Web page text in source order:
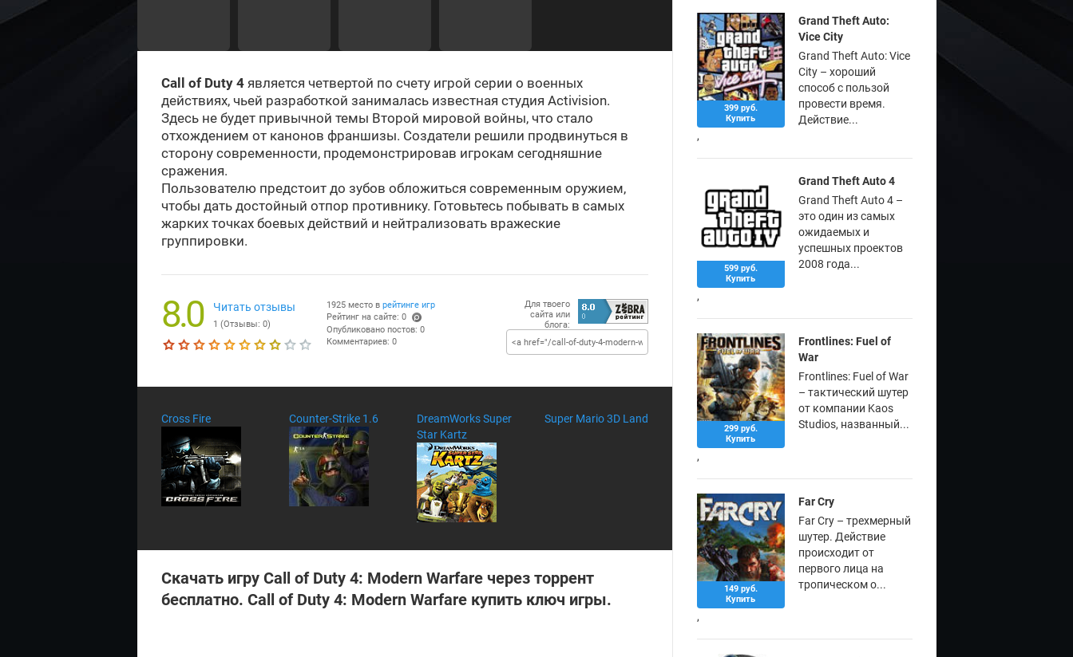
Call of Duty 4 является четвертой по счету игрой серии о военных
действиях, чьей разработкой занималась известная студия Activision.
Здесь не будет привычной темы Второй мировой войны, что стало
отхождением от канонов франшизы. Создатели решили продвинуться в
сторону современности, продемонстрировав игрокам сегодняшние
сражения.
Пользователю предстоит до зубов обложиться современным оружием,
чтобы дать достойный отпор противнику. Готовьтесь побывать в самых
жарких точках боевых действий и нейтрализовать вражеские
группировки.
8.0 Читать отзывы
1 (Отзывы: 0)
1925 место в рейтинге игр
Рейтинг на сайте: 0
(po
Опубликовано постов: 0
Комментариев: 0
Для твоего
сайта или
блога:
Cross Fire Counter-Strike 1.6
DreamWorks Super
Star Kartz
Super Mario 3D Land
Скачать игру Call of Duty 4: Modern Warfare через торрент
бесплатно. Call of Duty 4: Modern Warfare купить ключ игры.
399 руб.
Купить
,
Grand Theft Auto:
Vice City
Grand Theft Auto: Vice
City – хороший
способ с пользой
провести время.
Действие...
599 руб.
Купить
,
Grand Theft Auto 4
Grand Theft Auto 4 –
это один из самых
ожидаемых и
успешных проектов
2008 года...
299 руб.
Купить
,
Frontlines: Fuel of
War
Frontlines: Fuel of War
– тактический шутер
от компании Kaos
Studios, названный...
149 руб.
Купить
,
Far Cry
Far Cry – трехмерный
шутер. Действие
происходит от
первого лица на
тропическом о...